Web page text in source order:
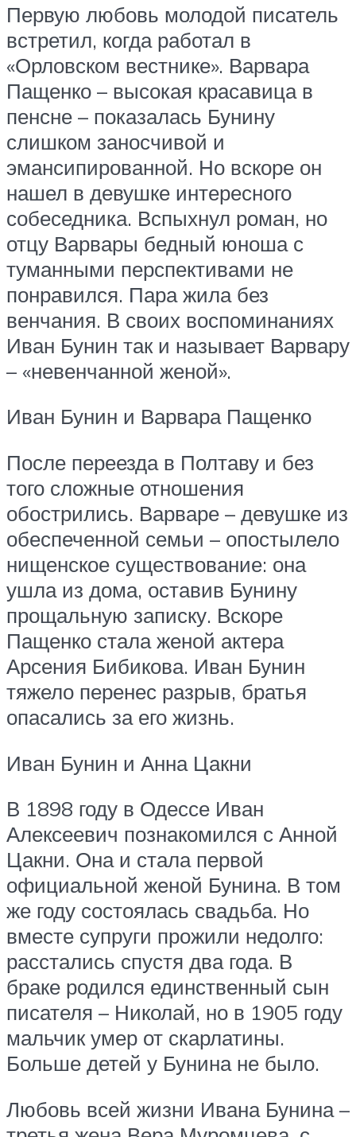
Первую любовь молодой писатель
встретил, когда работал в
«Орловском вестнике». Варвара
Пащенко – высокая красавица в
пенсне – показалась Бунину
слишком заносчивой и
эмансипированной. Но вскоре он
нашел в девушке интересного
собеседника. Вспыхнул роман, но
отцу Варвары бедный юноша с
туманными перспективами не
понравился. Пара жила без
венчания. В своих воспоминаниях
Иван Бунин так и называет Варвару
– «невенчанной женой».
Иван Бунин и Варвара Пащенко
После переезда в Полтаву и без
того сложные отношения
обострились. Варваре – девушке из
обеспеченной семьи – опостылело
нищенское существование: она
ушла из дома, оставив Бунину
прощальную записку. Вскоре
Пащенко стала женой актера
Арсения Бибикова. Иван Бунин
тяжело перенес разрыв, братья
опасались за его жизнь.
Иван Бунин и Анна Цакни
В 1898 году в Одессе Иван
Алексеевич познакомился с Анной
Цакни. Она и стала первой
официальной женой Бунина. В том
же году состоялась свадьба. Но
вместе супруги прожили недолго:
расстались спустя два года. В
браке родился единственный сын
писателя – Николай, но в 1905 году
мальчик умер от скарлатины.
Больше детей у Бунина не было.
Любовь всей жизни Ивана Бунина –